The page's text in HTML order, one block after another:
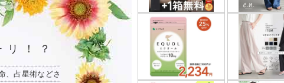
リ！？
、占星術などさ